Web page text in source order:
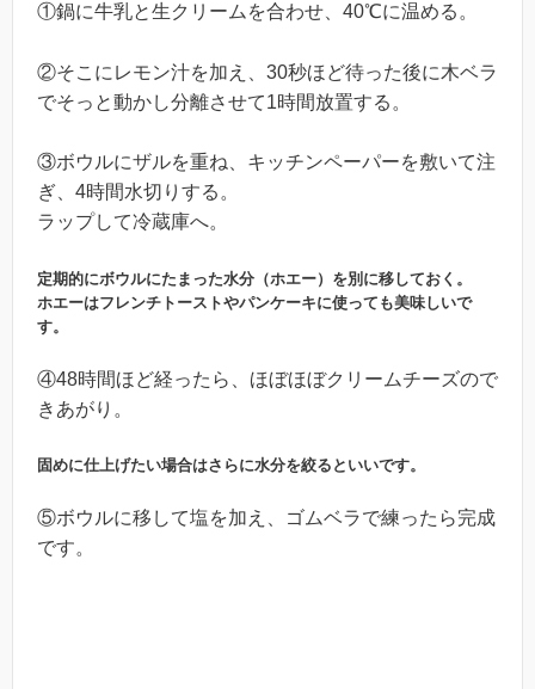
①鍋に牛乳と生クリームを合わせ、40℃に温める。
②そこにレモン汁を加え、30秒ほど待った後に木ベラ
でそっと動かし分離させて1時間放置する。
③ボウルにザルを重ね、キッチンペーパーを敷いて注
ぎ、4時間水切りする。
ラップして冷蔵庫へ。
定期的にボウルにたまった水分（ホエー）を別に移しておく。
ホエーはフレンチトーストやパンケーキに使っても美味しいで
す。
④48時間ほど経ったら、ほぼほぼクリームチーズので
きあがり。
固めに仕上げたい場合はさらに水分を絞るといいです。
⑤ボウルに移して塩を加え、ゴムベラで練ったら完成
です。